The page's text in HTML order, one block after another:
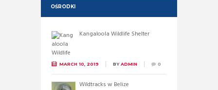
OŚRODKI
Kangaloola Wildlife Shelter
MARCH 10, 2019 BYADMIN 0
Wildtracks w Belize